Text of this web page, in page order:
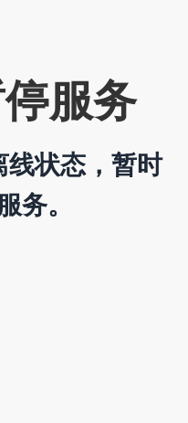
服务
线状态，暂时
务。